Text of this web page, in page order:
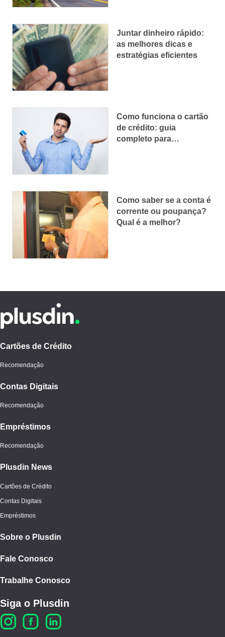
Juntar dinheiro rápido:
as melhores dicas e
estratégias eficientes
Como funciona o cartão
de crédito: guia
completo para
Como saber se a conta é
corrente ou poupança?
Qual é a melhor?
Cartões de Crédito
Recomendação
Contas Digitais
Recomendação
Empréstimos
Recomendação
Plusdin News
Cartões de Crédito
Contas Digitais
Empréstimos
Sobre o Plusdin
Fale Conosco
Trabalhe Conosco
Siga o Plusdin